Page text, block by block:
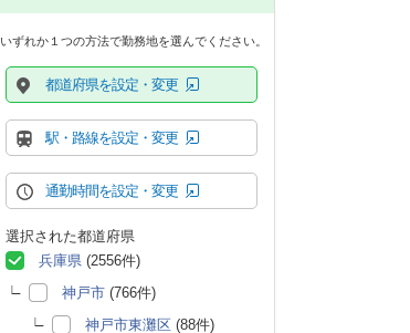
いずれか１つの方法で勤務地を選んでください。
都道府県を設定・変更
駅・路線を設定・変更
通勤時間を設定・変更
選択された都道府県
兵庫県 (2556件)
神戸市 (766件)
神戸市東灘区 (88件)